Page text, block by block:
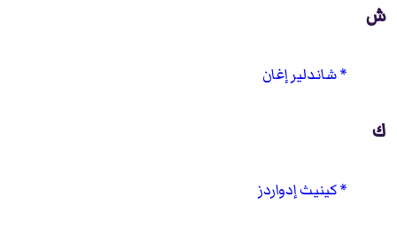
ش
شاندلير إغان
ك
كينيث إدواردز